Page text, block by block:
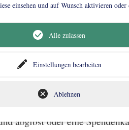
füllen" bei REWE und
den nächsten 2 Wochen
abgibst oder eine
einsehen und auf Wunsch aktivieren
Einstellungen bearbeiten
Ablehnen
Alle zulassen